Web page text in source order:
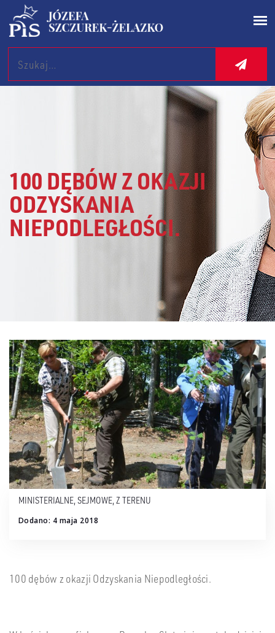
Search
100 DĘBÓW Z OKAZJI
ODZYSKANIA
NIEPODLEGŁOŚCI.
MINISTERIALNE, SEJMOWE, Z TERENU
Dodano: 4 maja 2018
100 dębów z okazji Odzyskania Niepodległości.